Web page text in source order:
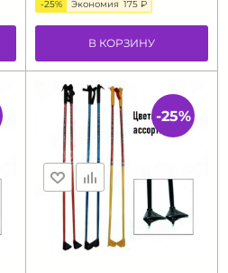
-25% Экономия 175 ₽
В КОРЗИНУ
-25%